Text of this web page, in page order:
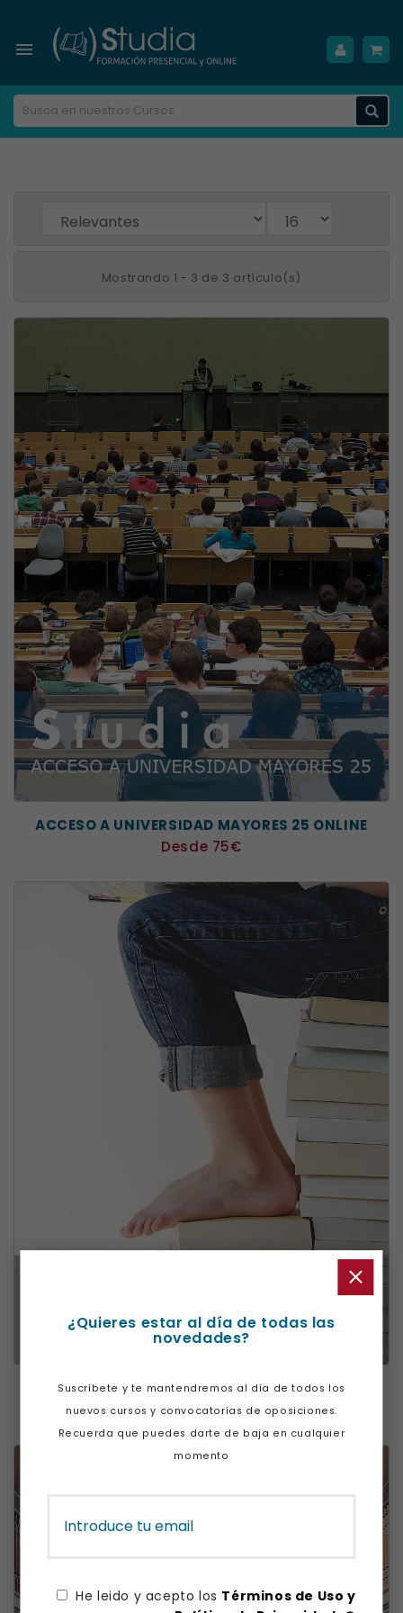

Mostrando 1 - 3 de 3 artículo(s)
ACCESO A UNIVERSIDAD MAYORES 25 ONLINE
Precio
Desde 75€
EBAU ONLINE
Precio
Desde 75€
¿Quieres estar al día de todas las
novedades?
Suscríbete y te mantendremos al día de todos los
nuevos cursos y convocatorías de oposiciones.
Recuerda que puedes darte de baja en cualquier
momento
He leido y acepto los Términos de Uso y